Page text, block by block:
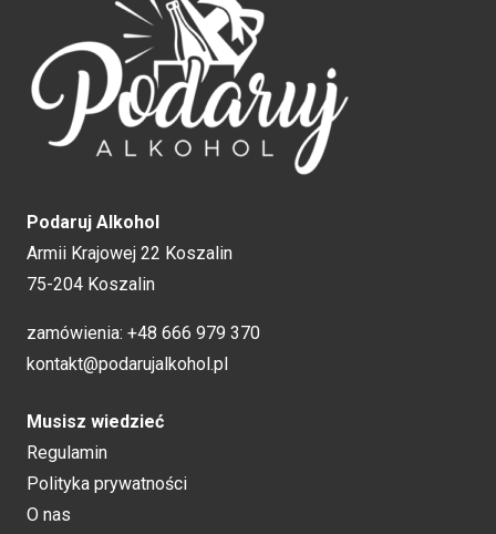
Podaruj Alkohol
Armii Krajowej 22 Koszalin
75-204 Koszalin
zamówienia: +48 666 979 370
kontakt@podarujalkohol.pl
Musisz wiedzieć
Regulamin
Polityka prywatności
O nas